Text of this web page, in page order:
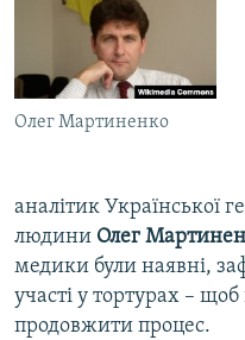
Олег Мартиненко
аналітик Української
людини Олег
медики були наявні,
участі у тортурах –
продовжити процес.